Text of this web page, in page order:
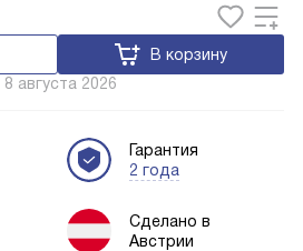
В корзину
8 августа 2026
Гарантия
2 года
Сделано в
Австрии